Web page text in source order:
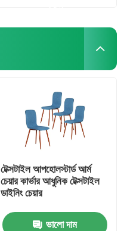
টেক্সটাইল আপহোলস্টার্ড আর্ম
চেয়ার কার্ভার আধুনিক টেক্সটাইল
ডাইনিং চেয়ার
ভালো দাম